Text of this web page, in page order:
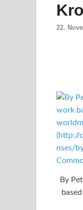
22.
By